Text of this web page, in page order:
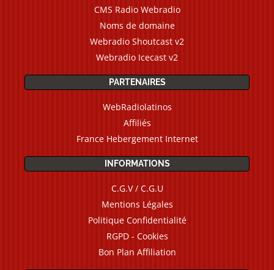
CMS Radio Webradio
Noms de domaine
Webradio Shoutcast v2
Webradio Icecast v2
PARTENAIRES
WebRadiolatinos
Affiliés
France Hebergement Internet
INFORMATIONS
C.G.V / C.G.U
Mentions Légales
Politique Confidentialité
RGPD - Cookies
Bon Plan Affiliation